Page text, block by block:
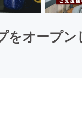
オープン